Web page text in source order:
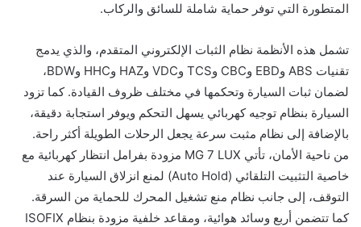
المتطورة التي توفر حماية شاملة للسائق والركاب.
تشمل هذه الأنظمة نظام الثبات الإلكتروني المتقدم، والذي يدمج
تقنيات ABS وEBD وCBC وTCS وVDC وHAZ وHHC وBDW،
لضمان ثبات السيارة وتحكمها في مختلف ظروف القيادة. كما تزود
السيارة بنظام توجيه كهربائي يسهل التحكم ويوفر استجابة دقيقة،
بالإضافة إلى نظام مثبت سرعة يجعل الرحلات الطويلة أكثر راحة.
من ناحية الأمان، تأتي MG 7 LUX مزودة بفرامل انتظار كهربائية مع
خاصية التثبيت التلقائي (Auto Hold) لمنع انزلاق السيارة عند
التوقف، إلى جانب نظام منع تشغيل المحرك للحماية من السرقة.
كما تتضمن أربع وسائد هوائية، ومقاعد خلفية مزودة بنظام ISOFIX